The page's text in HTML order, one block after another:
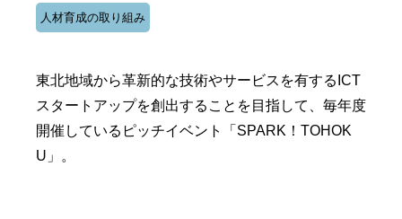
人材育成の取り組み
東北地域から革新的な技術やサービスを有するICT
スタートアップを創出することを目指して、毎年度
開催しているピッチイベント「SPARK！TOHOK
U」。